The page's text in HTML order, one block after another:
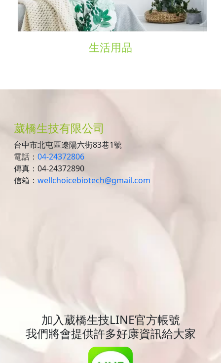
生活用品
葳橋生技有限公司
台中市北屯區遼陽六街83巷1號
電話： 04-24372806
傳真：04-24372890
信箱： wellchoicebiotech@gmail.com
加入葳橋生技LINE官方帳號
我們將會提供許多好康資訊給大家